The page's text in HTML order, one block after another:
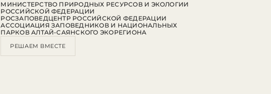
МИНИСТЕРСТВО ПРИРОДНЫХ РЕСУРСОВ И ЭКОЛОГИИ
РОССИЙСКОЙ ФЕДЕРАЦИИ
РОСЗАПОВЕДЦЕНТР РОССИЙСКОЙ ФЕДЕРАЦИИ
АССОЦИАЦИЯ ЗАПОВЕДНИКОВ И НАЦИОНАЛЬНЫХ
ПАРКОВ АЛТАЙ-САЯНСКОГО ЭКОРЕГИОНА
РЕШАЕМ ВМЕСТЕ